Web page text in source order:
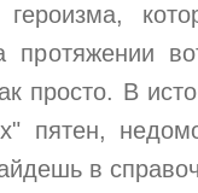
просто. В
пятен,
в